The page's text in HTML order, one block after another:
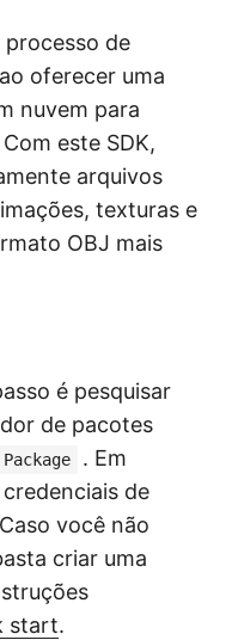
de
oferecer uma
nuvem para
este SDK,
arquivos
texturas e
OBJ mais
é pesquisar
de pacotes
. Em
de
você não
criar uma
start.